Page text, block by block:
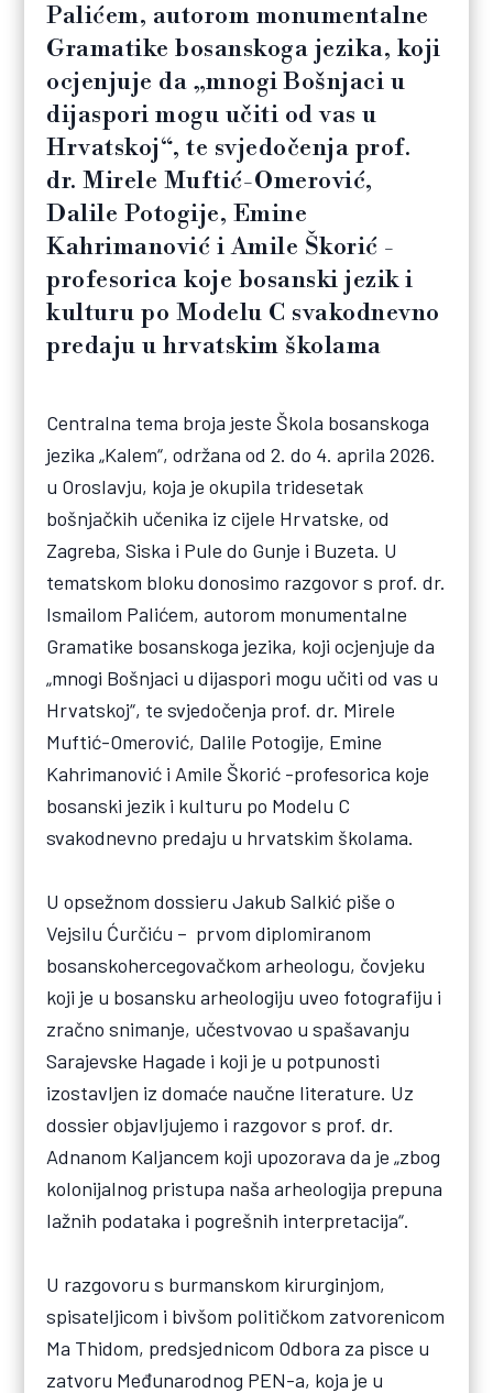
Palićem, autorom monumentalne
Gramatike bosanskoga jezika, koji
ocjenjuje da „mnogi Bošnjaci u
dijaspori mogu učiti od vas u
Hrvatskoj“, te svjedočenja prof.
dr. Mirele Muftić-Omerović,
Dalile Potogije, Emine
Kahrimanović i Amile Škorić -
profesorica koje bosanski jezik i
kulturu po Modelu C svakodnevno
predaju u hrvatskim školama
Centralna tema broja jeste Škola bosanskoga
jezika „Kalem“, održana od 2. do 4. aprila 2026.
u Oroslavju, koja je okupila tridesetak
bošnjačkih učenika iz cijele Hrvatske, od
Zagreba, Siska i Pule do Gunje i Buzeta. U
tematskom bloku donosimo razgovor s prof. dr.
Ismailom Palićem, autorom monumentalne
Gramatike bosanskoga jezika, koji ocjenjuje da
„mnogi Bošnjaci u dijaspori mogu učiti od vas u
Hrvatskoj“, te svjedočenja prof. dr. Mirele
Muftić-Omerović, Dalile Potogije, Emine
Kahrimanović i Amile Škorić -profesorica koje
bosanski jezik i kulturu po Modelu C
svakodnevno predaju u hrvatskim školama.
U opsežnom dossieru Jakub Salkić piše o
Vejsilu Ćurčiću – prvom diplomiranom
bosanskohercegovačkom arheologu, čovjeku
koji je u bosansku arheologiju uveo fotografiju i
zračno snimanje, učestvovao u spašavanju
Sarajevske Hagade i koji je u potpunosti
izostavljen iz domaće naučne literature. Uz
dossier objavljujemo i razgovor s prof. dr.
Adnanom Kaljancem koji upozorava da je „zbog
kolonijalnog pristupa naša arheologija prepuna
lažnih podataka i pogrešnih interpretacija“.
U razgovoru s burmanskom kirurginjom,
spisateljicom i bivšom političkom zatvorenicom
Ma Thidom, predsjednicom Odbora za pisce u
zatvoru Međunarodnog PEN-a, koja je u